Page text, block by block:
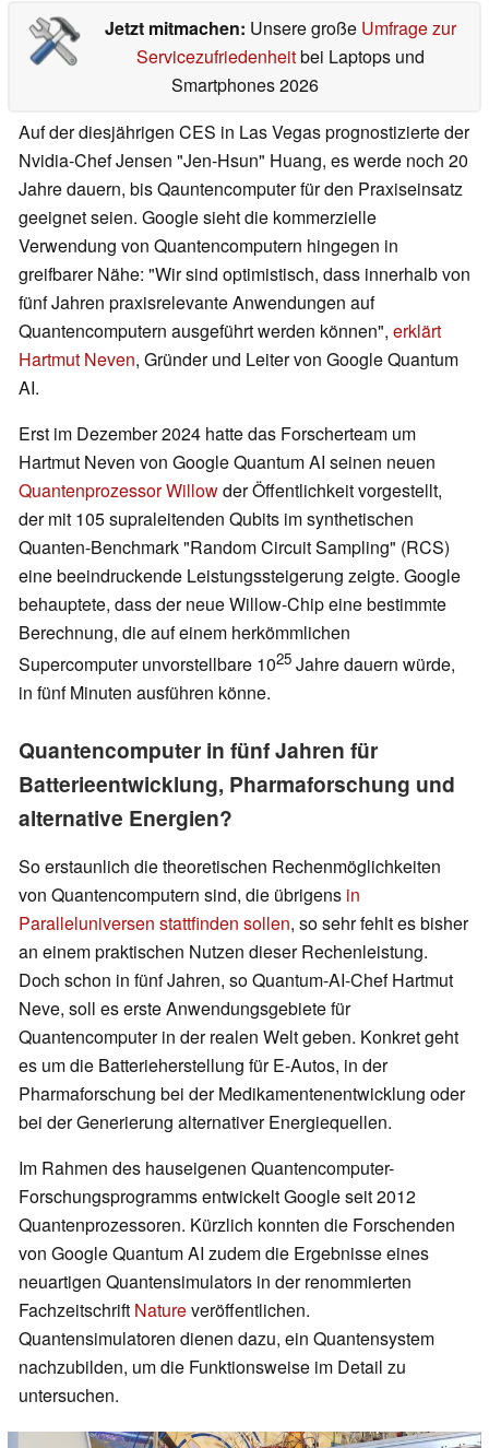
Jetzt mitmachen: Unsere große Umfrage zur
Servicezufriedenheitbei Laptops und
Smartphones 2026
Auf der diesjährigen CES in Las Vegas prognostizierte der
Nvidia-Chef Jensen "Jen-Hsun" Huang, es werde noch 20
Jahre dauern, bis Qauntencomputer für den Praxiseinsatz
geeignet seien. Google sieht die kommerzielle
Verwendung von Quantencomputern hingegen in
greifbarer Nähe: "Wir sind optimistisch, dass innerhalb von
fünf Jahren praxisrelevante Anwendungen auf
Quantencomputern ausgeführt werden können", erklärt
Hartmut Neven, Gründer und Leiter von Google Quantum
AI.
Erst im Dezember 2024 hatte das Forscherteam um
Hartmut Neven von Google Quantum AI seinen neuen
Quantenprozessor Willowder Öffentlichkeit vorgestellt,
der mit 105 supraleitenden Qubits im synthetischen
Quanten-Benchmark "Random Circuit Sampling" (RCS)
eine beeindruckende Leistungssteigerung zeigte. Google
behauptete, dass der neue Willow-Chip eine bestimmte
Berechnung, die auf einem herkömmlichen
Supercomputer unvorstellbare 1025 Jahre dauern würde,
in fünf Minuten ausführen könne.
Quantencomputer in fünf Jahren für
Batterieentwicklung, Pharmaforschung und
alternative Energien?
So erstaunlich die theoretischen Rechenmöglichkeiten
von Quantencomputern sind, die übrigens in
Paralleluniversen stattfinden sollen, so sehr fehlt es bisher
an einem praktischen Nutzen dieser Rechenleistung.
Doch schon in fünf Jahren, so Quantum-AI-Chef Hartmut
Neve, soll es erste Anwendungsgebiete für
Quantencomputer in der realen Welt geben. Konkret geht
es um die Batterieherstellung für E-Autos, in der
Pharmaforschung bei der Medikamentenentwicklung oder
bei der Generierung alternativer Energiequellen.
Im Rahmen des hauseigenen Quantencomputer-
Forschungsprogramms entwickelt Google seit 2012
Quantenprozessoren. Kürzlich konnten die Forschenden
von Google Quantum AI zudem die Ergebnisse eines
neuartigen Quantensimulators in der renommierten
Fachzeitschrift Natureveröffentlichen.
Quantensimulatoren dienen dazu, ein Quantensystem
nachzubilden, um die Funktionsweise im Detail zu
untersuchen.